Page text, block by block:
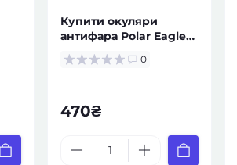
Купити окуляри
антифара Polar Eagle
універсальні 0
470₴